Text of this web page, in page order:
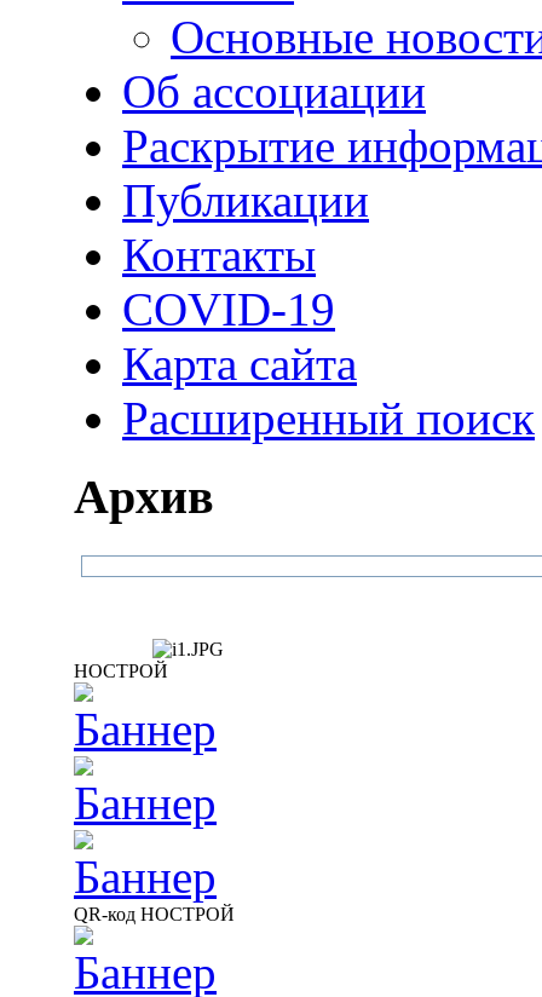
Основные
Об ассоциации
Раскрытие
Публикации
Контакты
COVID-19
Карта сайта
Расширенный поиск
Архив
НОСТРОЙ
QR-код НОСТРОЙ